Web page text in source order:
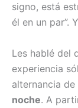
signo, está
él en un par”.
Les hablé del
experiencia
alternancia
noche. A